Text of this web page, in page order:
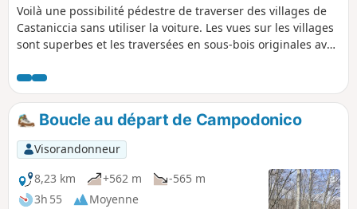
Voilà une possibilité pédestre de traverser des villages de
Castaniccia sans utiliser la voiture. Les vues sur les villages
sont superbes et les traversées en sous-bois originales avec
se fera tantôt sur route goudronnée, tantôt sur sentier.
Boucle au départ de Campodonico
Visorandonneur
8,23 km
+562 m
-565 m
3h 55
Moyenne